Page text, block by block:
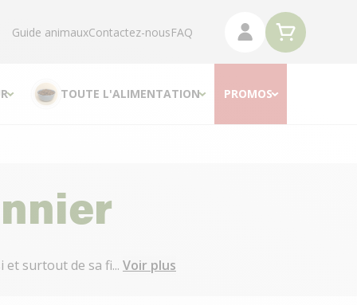
Guide animauxContactez-nousFAQ
TOUTE L'ALIMENTATION PROMOS
et surtout de sa fi... Voir plus